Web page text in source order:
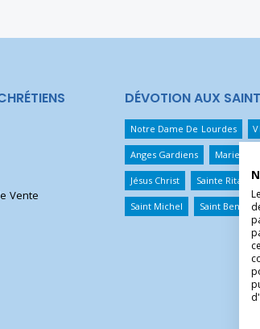
Vente
DÉVOTION AUX
Notre Dame De Lourdes
Anges Gardiens Marie Qui
Jésus Christ Sainte Rita
Saint Michel Saint Benoît